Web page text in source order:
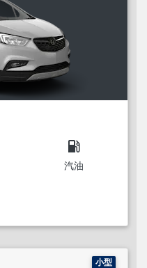
local_gas_station
汽油
小型